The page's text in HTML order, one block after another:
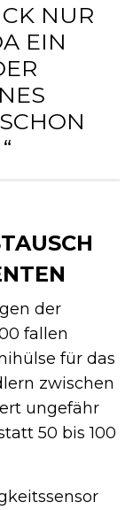
NUR
EIN
der
fallen
für das
zwischen
ungefähr
50 bis 100